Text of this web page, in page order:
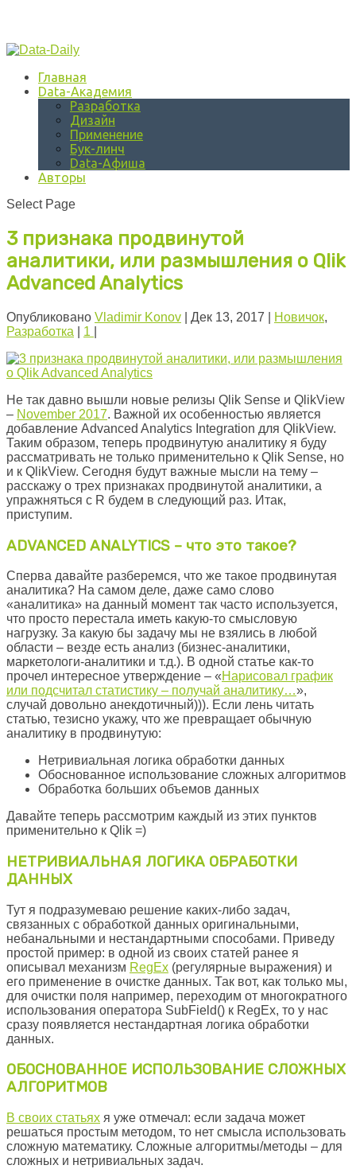
Главная
Data-Академия
Разработка
Дизайн
Применение
Бук-линч
Data-Афиша
Авторы
Select Page
3 признака продвинутой
аналитики, или размышления о Qlik
Advanced Analytics
Опубликовано Vladimir Konov Дек 13, 2017 Новичок,
Разработка
1
Не так давно вышли новые релизы Qlik Sense и QlikView
– November 2017. Важной их особенностью является
добавление Advanced Analytics Integration для QlikView.
Таким образом, теперь продвинутую аналитику я буду
рассматривать не только применительно к Qlik Sense, но
и к QlikView. Сегодня будут важные мысли на тему –
расскажу о трех признаках продвинутой аналитики, а
упражняться с R будем в следующий раз. Итак,
приступим.
ADVANCED ANALYTICS – что это такое?
Сперва давайте разберемся, что же такое продвинутая
аналитика? На самом деле, даже само слово
«аналитика» на данный момент так часто используется,
что просто перестала иметь какую-то смысловую
нагрузку. За какую бы задачу мы не взялись в любой
области – везде есть анализ (бизнес-аналитики,
маркетологи-аналитики и т.д.). В одной статье как-то
прочел интересное утверждение – «Нарисовал график
или подсчитал статистику – получай аналитику…»,
случай довольно анекдотичный))). Если лень читать
статью, тезисно укажу, что же превращает обычную
аналитику в продвинутую:
Нетривиальная логика обработки данных
Обоснованное использование сложных алгоритмов
Обработка больших объемов данных
Давайте теперь рассмотрим каждый из этих пунктов
применительно к Qlik =)
НЕТРИВИАЛЬНАЯ ЛОГИКА ОБРАБОТКИ
ДАННЫХ
Тут я подразумеваю решение каких-либо задач,
связанных с обработкой данных оригинальными,
небанальными и нестандартными способами. Приведу
простой пример: в одной из своих статей ранее я
описывал механизм RegEx (регулярные выражения) и
его применение в очистке данных. Так вот, как только мы,
для очистки поля например, переходим от многократного
использования оператора SubField() к RegEx, то у нас
сразу появляется нестандартная логика обработки
данных.
ОБОСНОВАННОЕ ИСПОЛЬЗОВАНИЕ СЛОЖНЫХ
АЛГОРИТМОВ
В своих статьях я уже отмечал: если задача может
решаться простым методом, то нет смысла использовать
сложную математику. Сложные алгоритмы/методы – для
сложных и нетривиальных задач.